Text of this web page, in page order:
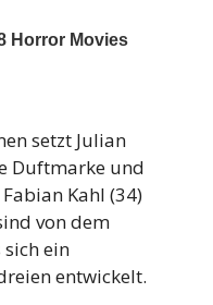
setzt Julian
Duftmarke und
Kahl (34)
von dem
ein
entwickelt.